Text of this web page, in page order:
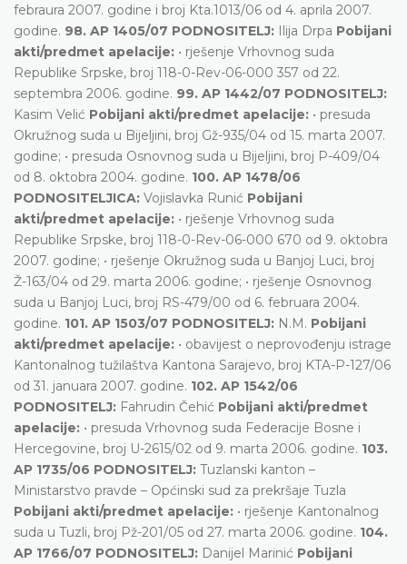
febraura 2007. godine i broj Kta.1013/06 od 4. aprila 2007.
godine. 98. AP 1405/07 PODNOSITELJ: Ilija Drpa Pobijani
akti/predmet apelacije: • rješenje Vrhovnog suda
Republike Srpske, broj 118-0-Rev-06-000 357 od 22.
septembra 2006. godine. 99. AP 1442/07 PODNOSITELJ:
Kasim Velić Pobijani akti/predmet apelacije: • presuda
Okružnog suda u Bijeljini, broj Gž-935/04 od 15. marta 2007.
godine; • presuda Osnovnog suda u Bijeljini, broj P-409/04
od 8. oktobra 2004. godine. 100. AP 1478/06
PODNOSITELJICA: Vojislavka Runić Pobijani
akti/predmet apelacije: • rješenje Vrhovnog suda
Republike Srpske, broj 118-0-Rev-06-000 670 od 9. oktobra
2007. godine; • rješenje Okružnog suda u Banjoj Luci, broj
Ž-163/04 od 29. marta 2006. godine; • rješenje Osnovnog
suda u Banjoj Luci, broj RS-479/00 od 6. februara 2004.
godine. 101. AP 1503/07 PODNOSITELJ: N.M. Pobijani
akti/predmet apelacije: • obavijest o neprovođenju istrage
Kantonalnog tužilaštva Kantona Sarajevo, broj KTA-P-127/06
od 31. januara 2007. godine. 102. AP 1542/06
PODNOSITELJ: Fahrudin Čehić Pobijani akti/predmet
apelacije: • presuda Vrhovnog suda Federacije Bosne i
Hercegovine, broj U-2615/02 od 9. marta 2006. godine. 103.
AP 1735/06 PODNOSITELJ: Tuzlanski kanton –
Ministarstvo pravde – Općinski sud za prekršaje Tuzla
Pobijani akti/predmet apelacije: • rješenje Kantonalnog
suda u Tuzli, broj Pž-201/05 od 27. marta 2006. godine. 104.
AP 1766/07 PODNOSITELJ: Danijel Marinić Pobijani